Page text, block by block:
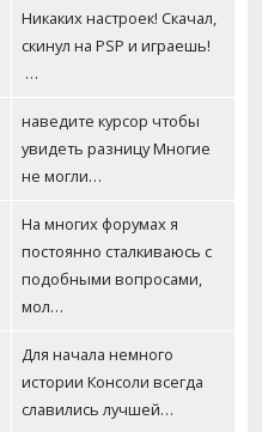
Никаких настроек! Скачал,
скинул на PSP и играешь!
…
наведите курсор чтобы
увидеть разницу Многие
не могли…
На многих форумах я
постоянно сталкиваюсь с
подобными вопросами,
мол…
Для начала немного
истории Консоли всегда
славились лучшей…